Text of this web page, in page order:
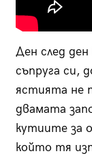
Ден след
съпруга си,
ястията не
двамата
кутиите за
който тя